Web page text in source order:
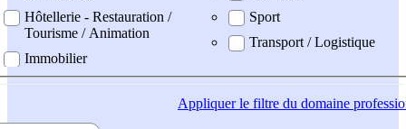
Hôtellerie - Restauration /
Tourisme / Animation
Immobilier
Sport
Transport / Logistique
Appliquerle filtre du domaine